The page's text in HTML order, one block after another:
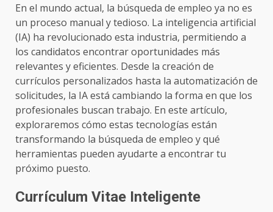
En el mundo actual, la búsqueda de empleo ya no es
un proceso manual y tedioso. La inteligencia artificial
(IA) ha revolucionado esta industria, permitiendo a
los candidatos encontrar oportunidades más
relevantes y eficientes. Desde la creación de
currículos personalizados hasta la automatización de
solicitudes, la IA está cambiando la forma en que los
profesionales buscan trabajo. En este artículo,
exploraremos cómo estas tecnologías están
transformando la búsqueda de empleo y qué
herramientas pueden ayudarte a encontrar tu
próximo puesto.
Currículum Vitae Inteligente